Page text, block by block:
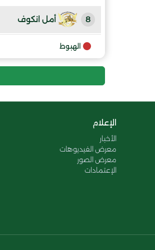
8 أمل انكوف
9 الهبوط
الإعلام
الأخبار
معرض الفيديوهات
معرض الصور
الإعتمادات